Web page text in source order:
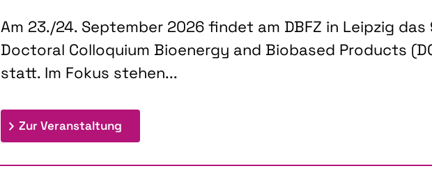
Am 23./24. September 2026 findet am DBFZ in Leipzig das
Doctoral Colloquium Bioenergy and Biobased Products
statt. Im Fokus stehen...
Zur Veranstaltung: 9th Doctoral Colloquium BIOENERGY AND BIOBASED